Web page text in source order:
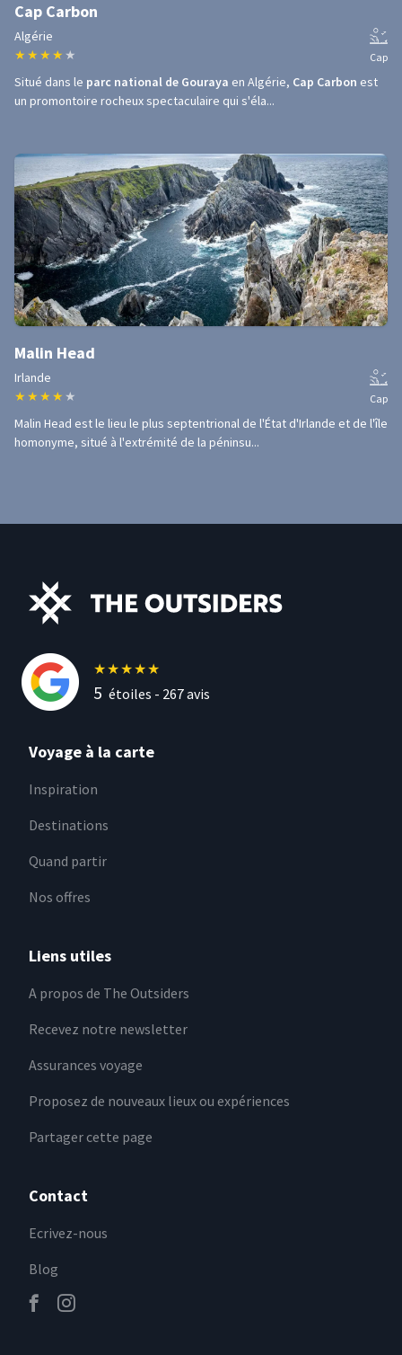
Cap Carbon
Algérie
★ ★ ★ ★ ★ Cap
Situé dans le parc national de Gouraya en Algérie, Cap Carbon est
un promontoire rocheux spectaculaire qui s'éla...
Malin Head
Irlande
★ ★ ★ ★ ★ Cap
Malin Head est le lieu le plus septentrional de l'État d'Irlande et de l'île
homonyme, situé à l'extrémité de la péninsu...
★★★★★
5 étoiles - 267avis
Voyage à la carte
Inspiration
Destinations
Quand partir
Nos offres
Liens utiles
A propos de The Outsiders
Recevez notre newsletter
Assurances voyage
Proposez de nouveaux lieux ou expériences
Partager cette page
Contact
Ecrivez-nous
Blog